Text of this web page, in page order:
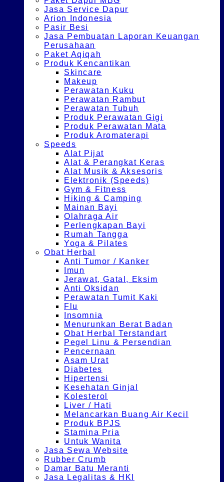
Jasa Service Dapur
Arion Indonesia
Pasir Besi
Jasa Pembuatan Laporan Keuangan
Perusahaan
Paket Aqiqah
Produk Kencantikan
Skincare
Makeup
Perawatan Kuku
Perawatan Rambut
Perawatan Tubuh
Produk Perawatan Gigi
Produk Perawatan Mata
Produk Aromaterapi
Speeds
Alat Pijat
Alat & Perangkat Keras
Alat Musik & Aksesoris
Elektronik (Speeds)
Gym & Fitness
Hiking & Camping
Mainan Bayi
Olahraga Air
Perlengkapan Bayi
Rumah Tangga
Yoga & Pilates
Obat Herbal
Anti Tumor / Kanker
Imun
Jerawat, Gatal, Eksim
Anti Oksidan
Perawatan Tumit Kaki
Flu
Insomnia
Menurunkan Berat Badan
Obat Herbal Terstandart
Pegel Linu & Persendian
Pencernaan
Asam Urat
Diabetes
Hipertensi
Kesehatan Ginjal
Kolesterol
Liver / Hati
Melancarkan Buang Air Kecil
Produk BPJS
Stamina Pria
Untuk Wanita
Jasa Sewa Website
Rubber Crumb
Damar Batu Meranti
Jasa Legalitas & HKI